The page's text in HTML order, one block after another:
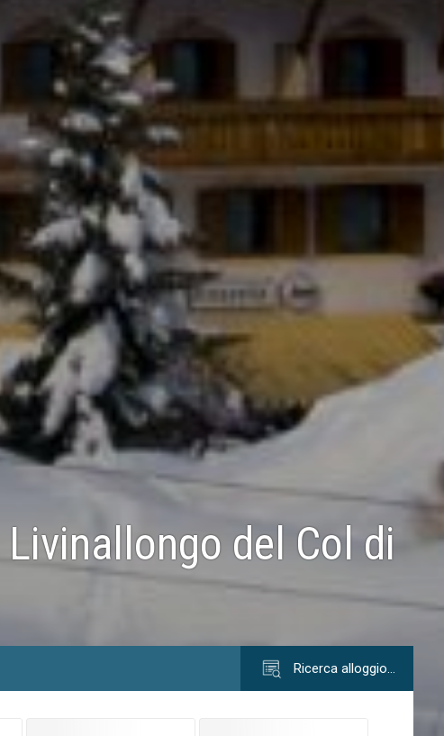
del Col di
Ricerca alloggio…